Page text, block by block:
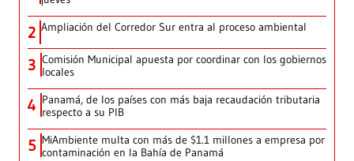
2 Ampliación del Corredor Sur entra al proceso ambiental
3 Comisión Municipal apuesta por coordinar con los gobiernos
locales
4 Panamá, de los países con más baja recaudación tributaria
respecto a su PIB
5 MiAmbiente multa con más de $1.1 millones a empresa por
contaminación en la Bahía de Panamá